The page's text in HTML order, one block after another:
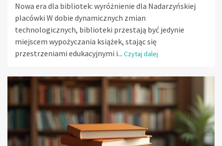
Nowa era dla bibliotek: wyróżnienie dla Nadarzyńskiej
placówki W dobie dynamicznych zmian
technologicznych, biblioteki przestają być jedynie
miejscem wypożyczania książek, stając się
przestrzeniami edukacyjnymi i... Czytaj dalej